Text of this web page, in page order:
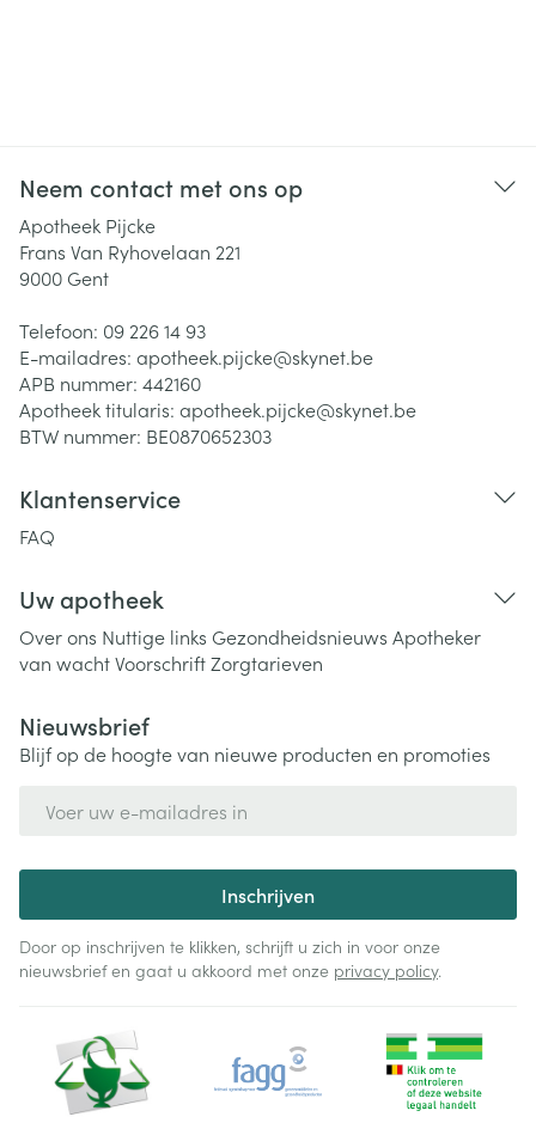
Neem contact met ons op
Apotheek Pijcke
Frans Van Ryhovelaan 221
9000 Gent
Telefoon: 09 226 14 93
E-mailadres: apotheek.pijcke@skynet.be
APB nummer: 442160
Apotheek titularis: apotheek.pijcke@skynet.be
BTW nummer: BE0870652303
Klantenservice
FAQ
Uw apotheek
Over ons Nuttige links Gezondheidsnieuws Apotheker
van wachtVoorschriftZorgtarieven
Nieuwsbrief
Blijf op de hoogte van nieuwe producten en promoties
Inschrijven
Door op inschrijven te klikken, schrijft u zich in voor onze
nieuwsbrief en gaat u akkoord met onze privacy policy.